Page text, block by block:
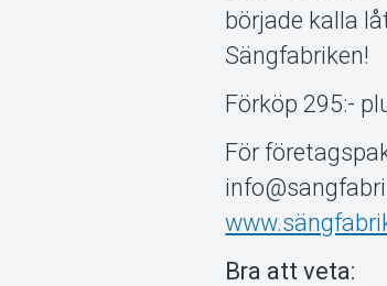
började kalla
Sängfabriken!
Förköp 295:-
För
Bra att veta: